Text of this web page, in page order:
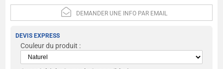
DEMANDER UNE INFO PAR EMAIL
DEVIS EXPRESS
Couleur du produit :